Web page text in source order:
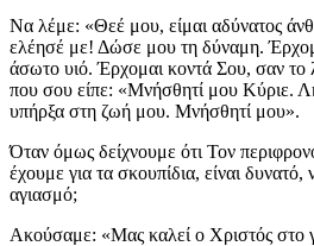
Να λέμε: «Θεέ μου, είμαι αδύνατος
ελέησέ με! Δώσε μου τη δύναμη.
άσωτο υιό. Έρχομαι κοντά Σου, σαν
που σου είπε: «Μνήσθητί μου Κύριε.
υπήρξα στη ζωή μου. Μνήσθητί μου».
Όταν όμως δείχνουμε ότι Τον
έχουμε για τα σκουπίδια, είναι
αγιασμό;
Ακούσαμε: «Μας καλεί ο Χριστός στο